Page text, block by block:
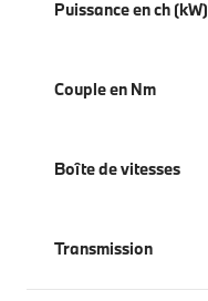
Puissance en ch (kW)
Couple en Nm
Boîte de vitesses
Transmission